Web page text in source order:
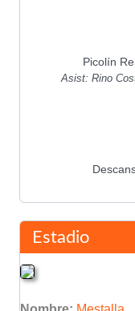
Picolín
Asist: Rino
Arcadio Suárez
Estadio